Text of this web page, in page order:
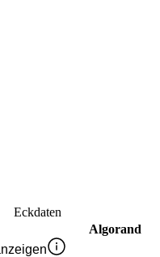
Eckdaten
Algorand